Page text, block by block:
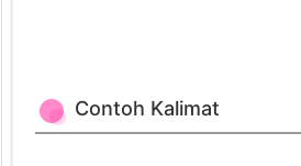
i
P
Contoh Kalimat